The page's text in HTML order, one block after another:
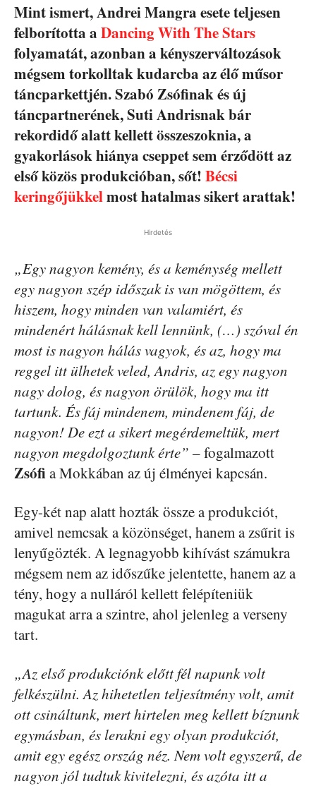
Mint ismert, Andrei Mangra esete teljesen
felborította a Dancing With The Stars
folyamatát, azonban a kényszerváltozások
mégsem torkolltak kudarcba az élő műsor
táncparkettjén. Szabó Zsófinak és új
táncpartnerének, Suti Andrisnak bár
rekordidő alatt kellett összeszoknia, a
gyakorlások hiánya cseppet sem érződött az
első közös produkcióban, sőt! Bécsi
keringőjükkelmost hatalmas sikert arattak!
Hirdetés
„Egy nagyon kemény, és a keménység mellett
egy nagyon szép időszak is van mögöttem, és
hiszem, hogy minden van valamiért, és
mindenért hálásnak kell lennünk, (…) szóval én
most is nagyon hálás vagyok, és az, hogy ma
reggel itt ülhetek veled, Andris, az egy nagyon
nagy dolog, és nagyon örülök, hogy ma itt
tartunk. És fáj mindenem, mindenem fáj, de
nagyon! De ezt a sikert megérdemeltük, mert
nagyon megdolgoztunk érte” – fogalmazott
Zsófia Mokkában az új élményei kapcsán.
Egy-két nap alatt hozták össze a produkciót,
amivel nemcsak a közönséget, hanem a zsűrit is
lenyűgözték. A legnagyobb kihívást számukra
mégsem nem az időszűke jelentette, hanem az a
tény, hogy a nulláról kellett felépíteniük
magukat arra a szintre, ahol jelenleg a verseny
tart.
„Az első produkciónk előtt fél napunk volt
felkészülni. Az hihetetlen teljesítmény volt, amit
ott csináltunk, mert hirtelen meg kellett bíznunk
egymásban, és lerakni egy olyan produkciót,
amit egy egész ország néz. Nem volt egyszerű, de
nagyon jól tudtuk kivitelezni, és azóta itt a